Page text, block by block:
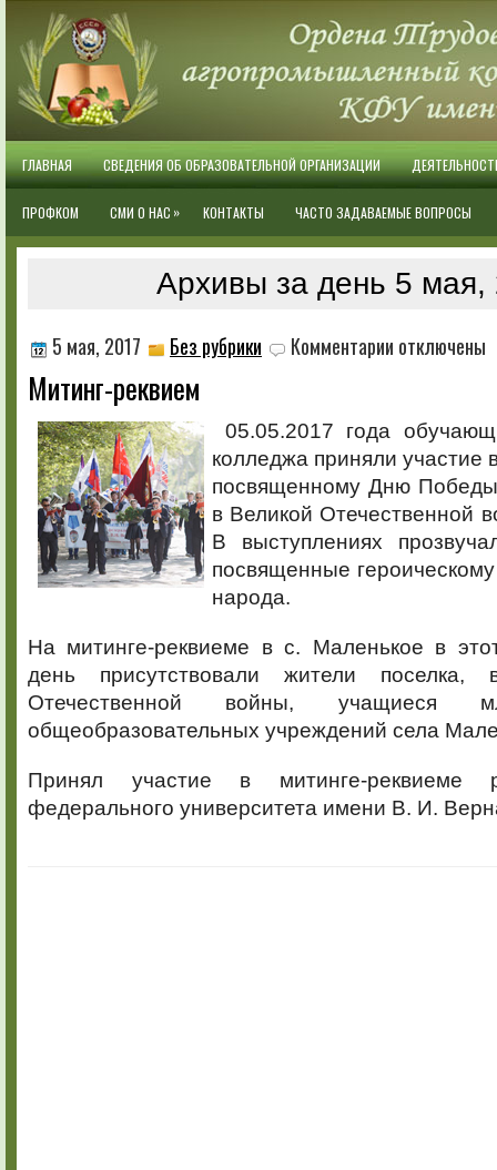
ГЛАВНАЯ СВЕДЕНИЯ ОБ ОБРАЗОВАТЕЛЬНОЙ ОРГАНИЗАЦИИ
ПРОФКОМ СМИ О НАС » КОНТАКТЫ ЧАСТО ЗАДАВАЕМЫЕ ВОПРОСЫ
Архивы за день 5 мая,
5 мая, 2017 Без рубрики Комментарии записи
отключены
Митинг-реквием
05.05.2017 года
колледжа приняли участие
посвященному Дню Победы
в Великой Отечественной
В выступлениях
посвященные героическому
народа.
На митинге-реквиеме в с. Маленькое в
день присутствовали жители поселка,
Отечественной войны, учащиеся
общеобразовательных учреждений села
Принял участие в митинге-реквиеме
федерального университета имени В. И.